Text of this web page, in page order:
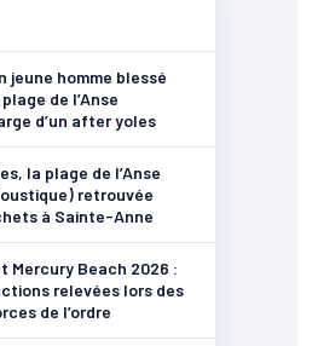
jeune homme blessé
de l’Anse
d’un after yoles
la plage de l’Anse
retrouvée
à Sainte-Anne
Mercury Beach 2026 :
relevées lors des
de l’ordre